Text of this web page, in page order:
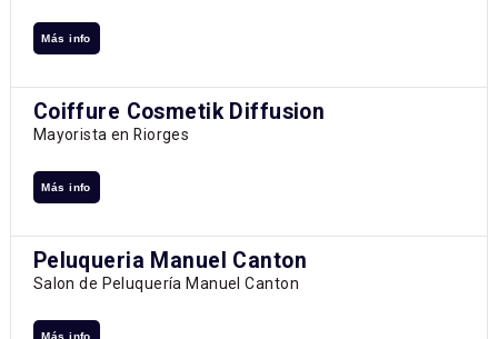
Más info
Coiffure Cosmetik Diffusion
Mayorista en Riorges
Más info
Peluqueria Manuel Canton
Salon de Peluquería Manuel Canton
Más info